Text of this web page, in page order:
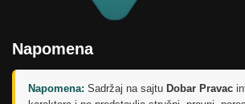
Napomena
Napomena: Sadržaj na sajtu Dobar Pravac